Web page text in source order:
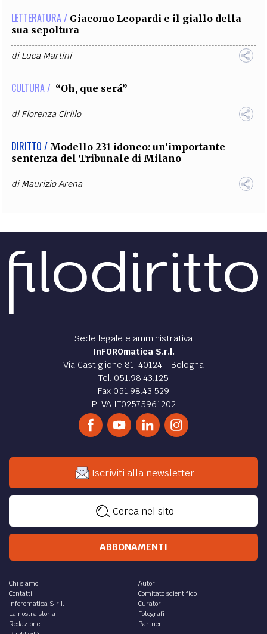
LETTERATURA / Giacomo Leopardi e il giallo della
sua sepoltura
diLuca Martini
CULTURA / “Oh, que será”
diFiorenza Cirillo
DIRITTO / Modello 231 idoneo: un’importante
sentenza del Tribunale di Milano
diMaurizio Arena
Sede legale e amministrativa
InFOROmatica S.r.l.
Via Castiglione 81, 40124 - Bologna
Tel. 051.98.43.125
Fax 051.98.43.529
P.IVA IT02575961202
Iscriviti alla newsletter
Cerca nel sito
ABBONAMENTI
Chi siamo
Contatti
Inforomatica S.r.l.
La nostra storia
Redazione
Autori
Comitato scientifico
Curatori
Fotografi
Partner